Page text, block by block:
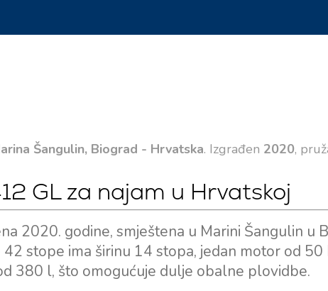
Šangulin, Biograd - Hrvatska. Izgrađen 2020,
GL za najam u Hrvatskoj
2020. godine, smještena u Marini Šangulin u
stope ima širinu 14 stopa, jedan motor od 50
380 l, što omogućuje dulje obalne plovidbe.